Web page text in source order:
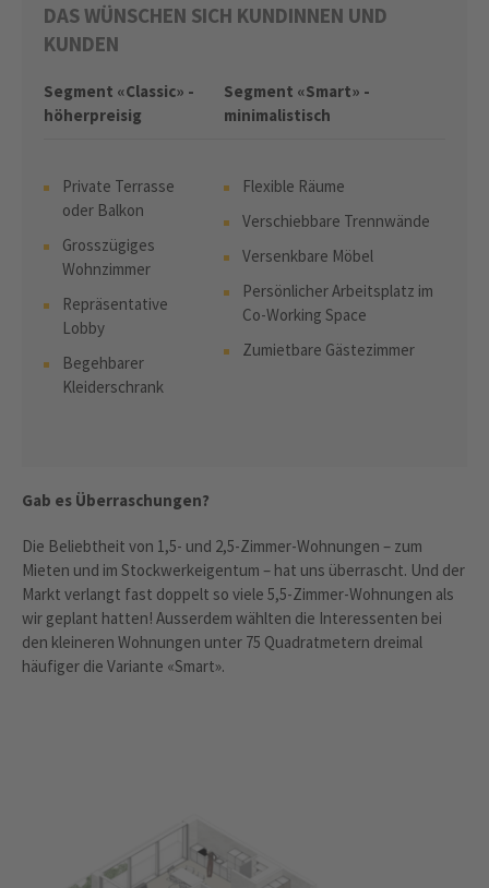
DAS WÜNSCHEN SICH KUNDINNEN UND
KUNDEN
Segment «Classic» -
höherpreisig
Segment «Smart» -
minimalistisch
Private Terrasse
oder Balkon
Grosszügiges
Wohnzimmer
Repräsentative
Lobby
Begehbarer
Kleiderschrank
Flexible Räume
Verschiebbare Trennwände
Versenkbare Möbel
Persönlicher Arbeitsplatz im
Co-Working Space
Zumietbare Gästezimmer
Gab es Überraschungen?
Die Beliebtheit von 1,5- und 2,5-Zimmer-Wohnungen – zum
Mieten und im Stockwerkeigentum – hat uns überrascht. Und der
Markt verlangt fast doppelt so viele 5,5-Zimmer-Wohnungen als
wir geplant hatten! Ausserdem wählten die Interessenten bei
den kleineren Wohnungen unter 75 Quadratmetern dreimal
häufiger die Variante «Smart».